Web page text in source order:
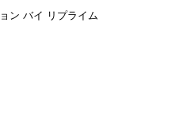
ン バイ リプライム